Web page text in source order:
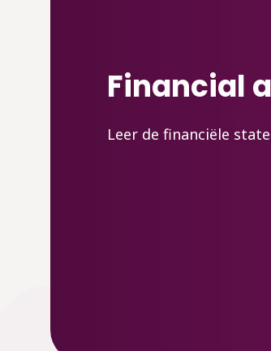
Financial
Leer de financiële